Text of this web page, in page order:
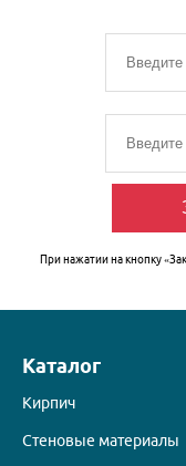
При нажатии на кнопку
Каталог
Кирпич
Стеновые материалы